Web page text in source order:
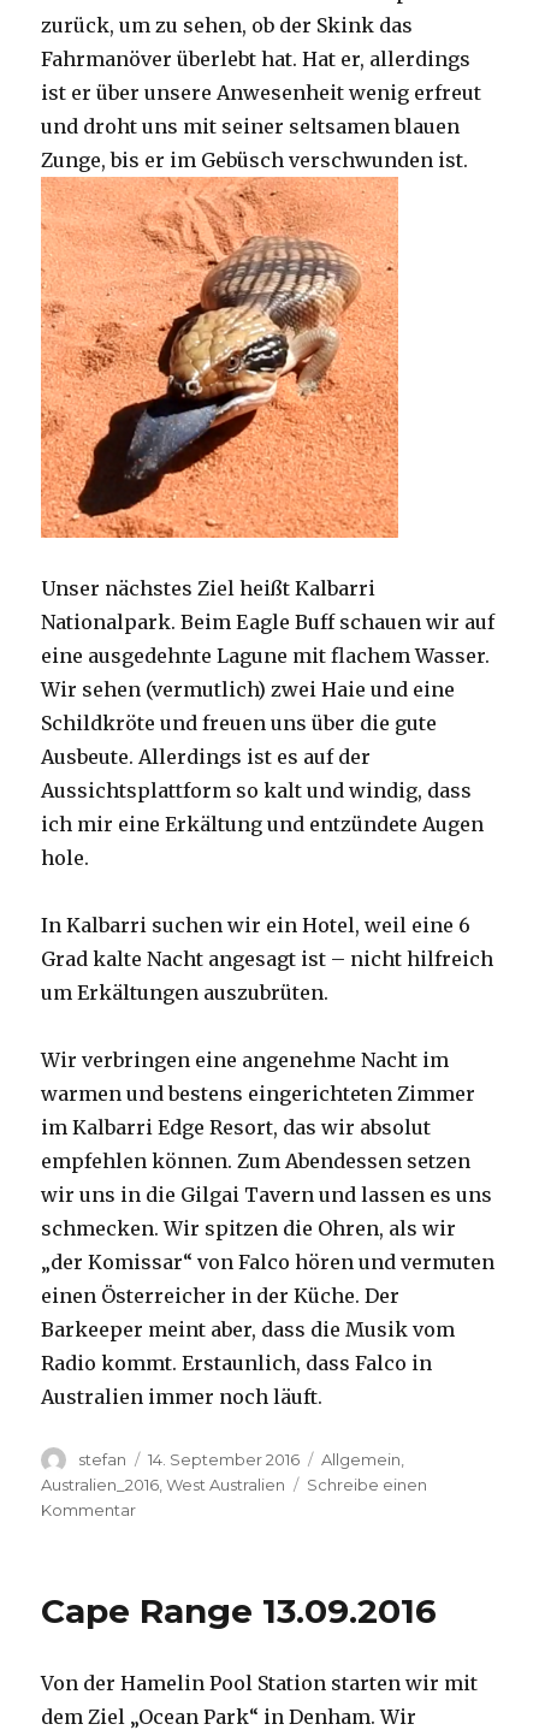
zurück, um zu sehen, ob der Skink das
Fahrmanöver überlebt hat. Hat er, allerdings
ist er über unsere Anwesenheit wenig erfreut
und droht uns mit seiner seltsamen blauen
Zunge, bis er im Gebüsch verschwunden ist.
Unser nächstes Ziel heißt Kalbarri
Nationalpark. Beim Eagle Buff schauen wir auf
eine ausgedehnte Lagune mit flachem Wasser.
Wir sehen (vermutlich) zwei Haie und eine
Schildkröte und freuen uns über die gute
Ausbeute. Allerdings ist es auf der
Aussichtsplattform so kalt und windig, dass
ich mir eine Erkältung und entzündete Augen
hole.
In Kalbarri suchen wir ein Hotel, weil eine 6
Grad kalte Nacht angesagt ist – nicht hilfreich
um Erkältungen auszubrüten.
Wir verbringen eine angenehme Nacht im
warmen und bestens eingerichteten Zimmer
im Kalbarri Edge Resort, das wir absolut
empfehlen können. Zum Abendessen setzen
wir uns in die Gilgai Tavern und lassen es uns
schmecken. Wir spitzen die Ohren, als wir
„der Komissar“ von Falco hören und vermuten
einen Österreicher in der Küche. Der
Barkeeper meint aber, dass die Musik vom
Radio kommt. Erstaunlich, dass Falco in
Australien immer noch läuft.
Autor
stefan
Veröffentlicht
am
14. September 2016 Kategorien
Allgemein
Australien_2016 ,West Australien
Schreibe einen
Kommentarzu
Cape Range 13.09.2016
Von der Hamelin Pool Station starten wir mit
dem Ziel „Ocean Park“ in Denham. Wir